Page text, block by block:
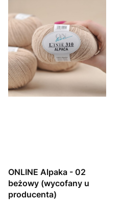
ONLINE Alpaka - 02
beżowy (wycofany u
producenta)